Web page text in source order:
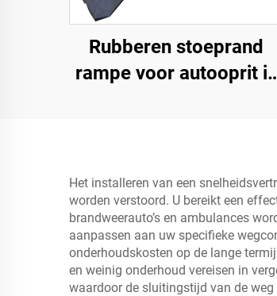
Rubberen stoeprand
rampe voor autooprit in
Het installeren van een
worden verstoord. U bereikt een
brandweerauto’s en ambulances
aanpassen aan uw specifieke
onderhoudskosten op de lange
en weinig onderhoud vereisen in
waardoor de sluitingstijd van de